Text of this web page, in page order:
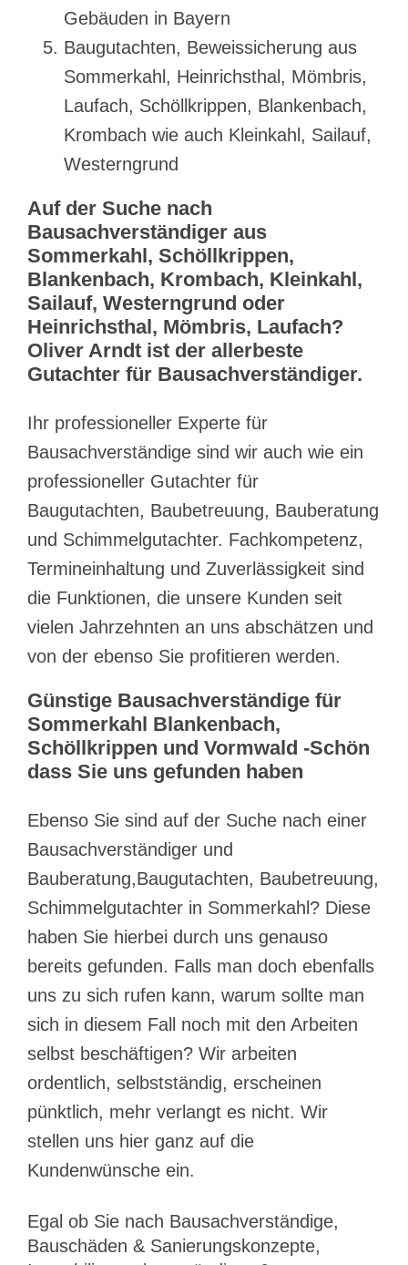
Gebäuden in Bayern
Baugutachten, Beweissicherung aus
Sommerkahl, Heinrichsthal, Mömbris,
Laufach, Schöllkrippen, Blankenbach,
Krombach wie auch Kleinkahl, Sailauf,
Westerngrund
Auf der Suche nach
Bausachverständiger aus
Sommerkahl, Schöllkrippen,
Blankenbach, Krombach, Kleinkahl,
Sailauf, Westerngrund oder
Heinrichsthal, Mömbris, Laufach?
Oliver Arndt ist der allerbeste
Gutachter für Bausachverständiger.
Ihr professioneller Experte für
Bausachverständige sind wir auch wie ein
professioneller Gutachter für
Baugutachten, Baubetreuung, Bauberatung
und Schimmelgutachter. Fachkompetenz,
Termineinhaltung und Zuverlässigkeit sind
die Funktionen, die unsere Kunden seit
vielen Jahrzehnten an uns abschätzen und
von der ebenso Sie profitieren werden.
Günstige Bausachverständige für
Sommerkahl Blankenbach,
Schöllkrippen und Vormwald -Schön
dass Sie uns gefunden haben
Ebenso Sie sind auf der Suche nach einer
Bausachverständiger und
Bauberatung,Baugutachten, Baubetreuung,
Schimmelgutachter in Sommerkahl? Diese
haben Sie hierbei durch uns genauso
bereits gefunden. Falls man doch ebenfalls
uns zu sich rufen kann, warum sollte man
sich in diesem Fall noch mit den Arbeiten
selbst beschäftigen? Wir arbeiten
ordentlich, selbstständig, erscheinen
pünktlich, mehr verlangt es nicht. Wir
stellen uns hier ganz auf die
Kundenwünsche ein.
Egal ob Sie nach Bausachverständige,
Bauschäden & Sanierungskonzepte,